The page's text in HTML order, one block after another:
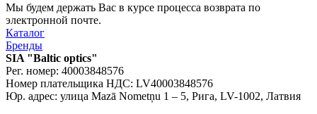
Мы будем держать Вас в курсе процесса возврата по
электронной почте.
Каталог
Бренды
SIA "Baltic optics"
Рег. номер: 40003848576
Номер плательщика НДС: LV40003848576
Юр. адрес: улица Mazā Nometņu 1 – 5, Рига, LV-1002, Латвия